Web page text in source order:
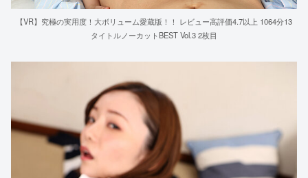
【VR】究極の実用度！大ボリューム愛蔵版！！ レビュー高評価4.7以上 1064分13
タイトルノーカットBEST Vol.3 2枚目